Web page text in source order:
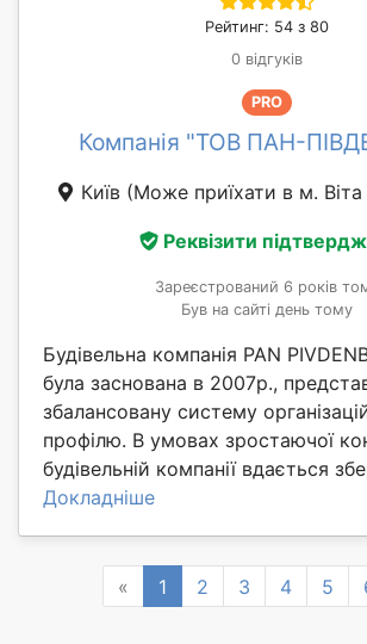
Рейтинг: 54 з 80
0 відгуків
PRO
Компанія "ТОВ ПАН-
Київ (Може приїхати в м.
Реквізити
Зареєстрований 6 років
Був на сайті день тому
Будівельна компанія PAN
була заснована в 2007р.,
збалансовану систему
профілю. В умовах зростаючої
будівельній компанії вдається
Докладніше
« Previous
1 2 3 4 5